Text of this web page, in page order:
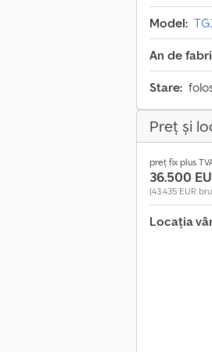
Model:
An de
Stare:
Preț și
preț fix plus
36.500
(43.435 EUR
Locația